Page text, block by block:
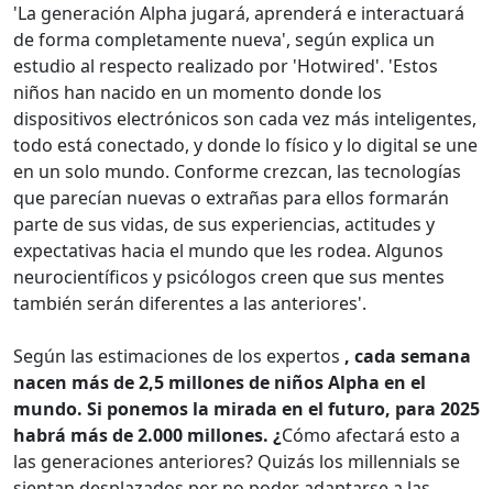
'La generación Alpha jugará, aprenderá e interactuará
de forma completamente nueva', según explica un
estudio al respecto realizado por 'Hotwired'. 'Estos
niños han nacido en un momento donde los
dispositivos electrónicos son cada vez más inteligentes,
todo está conectado, y donde lo físico y lo digital se une
en un solo mundo. Conforme crezcan, las tecnologías
que parecían nuevas o extrañas para ellos formarán
parte de sus vidas, de sus experiencias, actitudes y
expectativas hacia el mundo que les rodea. Algunos
neurocientíficos y psicólogos creen que sus mentes
también serán diferentes a las anteriores'.
Según las estimaciones de los expertos , cada semana
nacen más de 2,5 millones de niños Alpha en el
mundo. Si ponemos la mirada en el futuro, para 2025
habrá más de 2.000 millones. ¿Cómo afectará esto a
las generaciones anteriores? Quizás los millennials se